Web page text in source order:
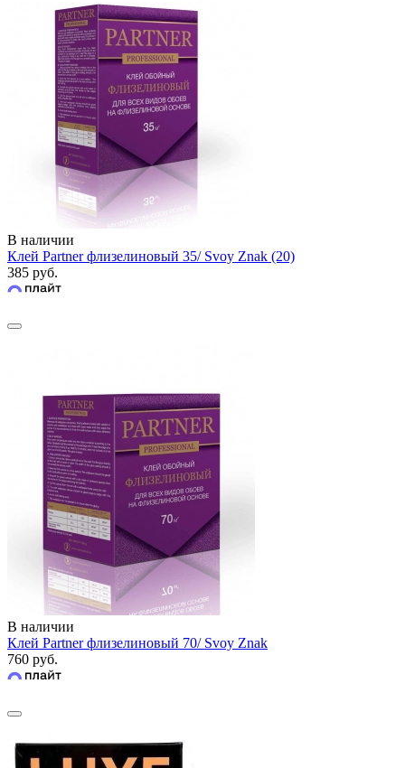
В наличии
Клей Partner флизелиновый 35/ Svoy Znak (20)
385 руб.
В наличии
Клей Partner флизелиновый 70/ Svoy Znak
760 руб.